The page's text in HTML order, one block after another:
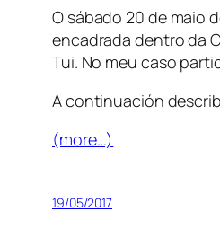
O sábado 20 de maio
encadrada dentro da
Tui. No meu caso
A continuación
(more…)
19/05/2017